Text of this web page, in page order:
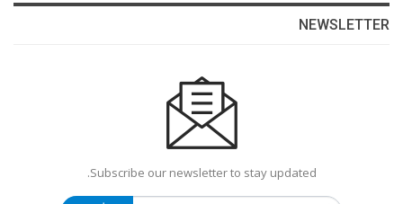
NEWSLETTER
Subscribe our newsletter to stay updated.